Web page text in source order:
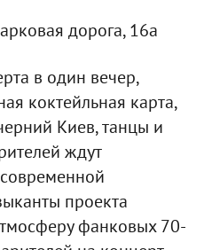
дорога, 16а
в один вечер,
коктейльная карта,
Киев, танцы и
ждут
проекта
фанковых 70-